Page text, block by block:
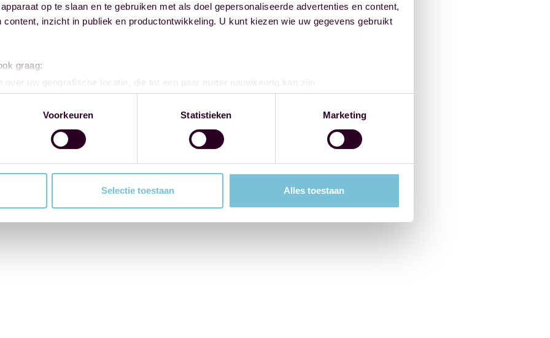
op te slaan en te gebruiken met als doel gepersonaliseerde advertenties en content,
content, inzicht in publiek en productontwikkeling. U kunt kiezen wie uw gegevens gebruikt
graag:
over uw geografische locatie, die tot een paar meter nauwkeurig kan zijn
door het actief te scannen op specifieke eigenschappen (fingerprinting)
gegevens worden verwerkt en stel uw voorkeuren in het
detailgedeeltein. U kunt uw
of intrekken in de Cookieverklaring.
Ook delen we informatie over uw gebruik van onze site met onze partners voor social
Deze partners kunnen deze gegevens combineren met andere informatie die u aan ze heeft
Voorkeuren Statistieken Marketing
Selectie toestaan Alles toestaan